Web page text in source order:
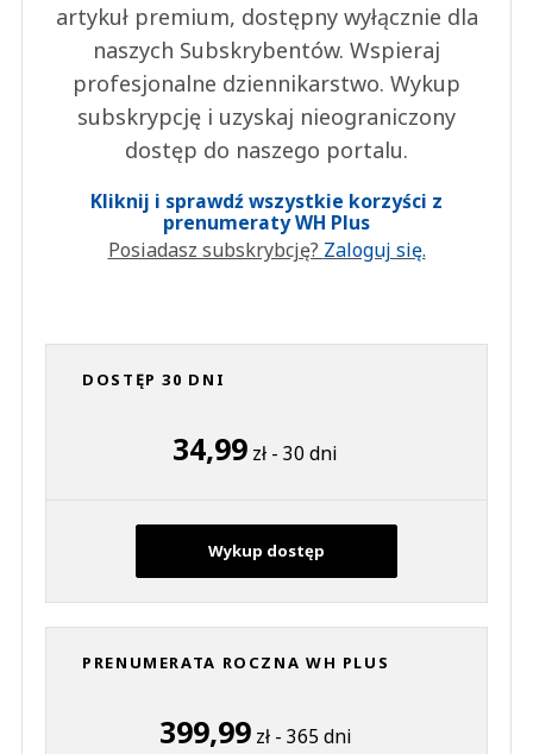
artykuł premium, dostępny wyłącznie dla
naszych Subskrybentów. Wspieraj
profesjonalne dziennikarstwo. Wykup
subskrypcję i uzyskaj nieograniczony
dostęp do naszego portalu.
Kliknij i sprawdź wszystkie korzyści z
prenumeraty WH Plus
Posiadasz subskrybcję? Zaloguj się.
DOSTĘP 30 DNI
34,99 zł - 30 dni
Wykup dostęp
PRENUMERATA ROCZNA WH PLUS
399,99zł - 365 dni